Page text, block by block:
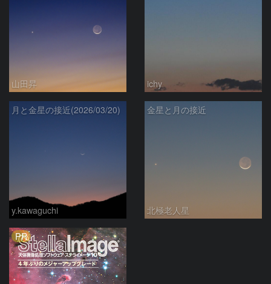
山田昇 ichy
月と金星の接近(2026/03/20)
y.kawaguchi
金星と月の接近
北極老人星
PR